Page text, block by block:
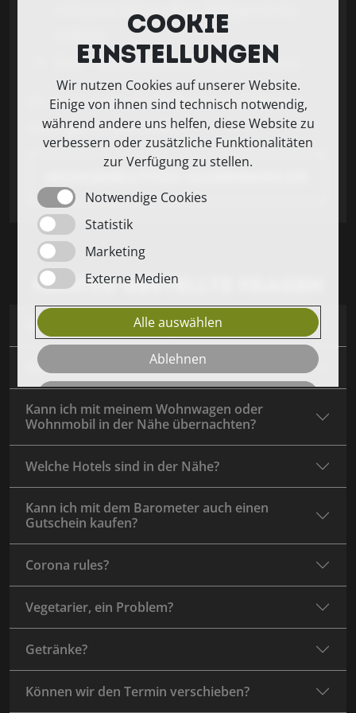
Cookie
Einstellungen
Wir nutzen Cookies auf unserer Website.
Einige von ihnen sind technisch notwendig,
während andere uns helfen, diese Website zu
verbessern oder zusätzliche Funktionalitäten
zur Verfügung zu stellen.
Notwendige Cookies
Statistik
Marketing
Externe Medien
Alle auswählen
Ablehnen
Details einblenden
inklusive (Wein, Bier, Softgetränke,
Max. Teilnehmerzahl: 24 Personen
Ihr seid mehr als 20 Personen? Meldet
euch gerne per E-Mail:
Häufig gestellte Fragen
Müssen wir was mitbringen?
Wo findet es statt und was muss ich anziehen?
Kann ich mit meinem Wohnwagen oder
Wohnmobil in der Nähe übernachten?
Welche Hotels sind in der Nähe?
Kann ich mit dem Barometer auch einen
Gutschein kaufen?
Corona rules?
Vegetarier, ein Problem?
Getränke?
Können wir den Termin verschieben?